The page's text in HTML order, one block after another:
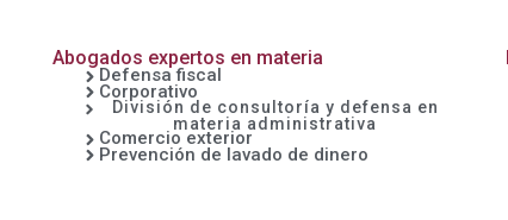
Abogados expertos en materia
Defensa fiscal
Corporativo
División de consultoría y defensa en
materia administrativa
Comercio exterior
Prevención de lavado de dinero